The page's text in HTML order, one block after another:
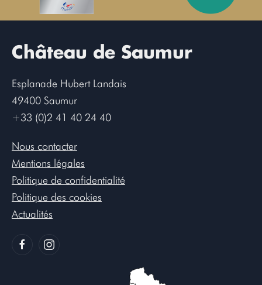
Château de Saumur
Esplanade Hubert Landais
49400 Saumur
+33 (0)2 41 40 24 40
Nous contacter
Mentions légales
Politique de confidentialité
Politique des cookies
Actualités